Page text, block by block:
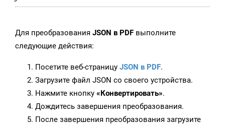
Для преобразования JSON в PDF выполните
следующие действия:
Посетите веб-страницу JSON в PDF.
Загрузите файл JSON со своего устройства.
Нажмите кнопку «Конвертировать».
Дождитесь завершения преобразования.
После завершения преобразования загрузите